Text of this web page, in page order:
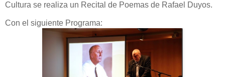
Cultura se realiza un Recital de Poemas de Rafael Duyos.
Con el siguiente Programa: